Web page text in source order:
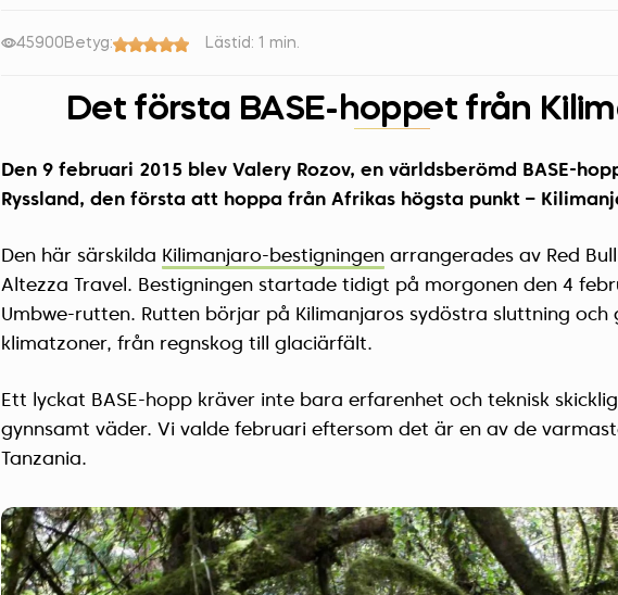
45900 Betyg: Lästid: 1 min.
Det första BASE-hoppet från
Den 9 februari 2015 blev Valery Rozov, en världsberömd BASE-
Ryssland, den första att hoppa från Afrikas högsta punkt –
Den här särskilda Kilimanjaro-bestigningen arrangerades av Red
Altezza Travel. Bestigningen startade tidigt på morgonen den 4
Umbwe-rutten. Rutten börjar på Kilimanjaros sydöstra sluttning och
klimatzoner, från regnskog till glaciärfält.
Ett lyckat BASE-hopp kräver inte bara erfarenhet och teknisk
gynnsamt väder. Vi valde februari eftersom det är en av de
Tanzania.